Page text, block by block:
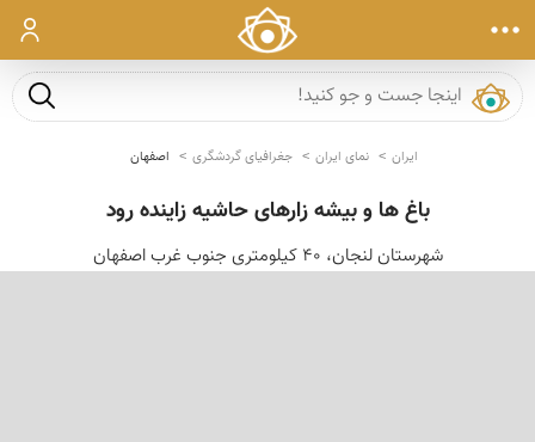
ورود
جست و
ایران نمای ایران جغرافیای گردشگری اصفهان
باغ ها و بیشه زارهای حاشیه زاینده رود
شهرستان لنجان، 40 کیلومتری جنوب غرب اصفهان